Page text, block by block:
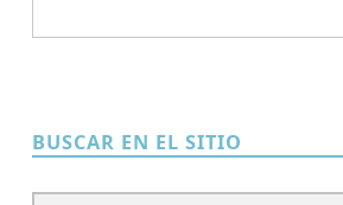
BUSCAR EN EL SITIO
Buscar: